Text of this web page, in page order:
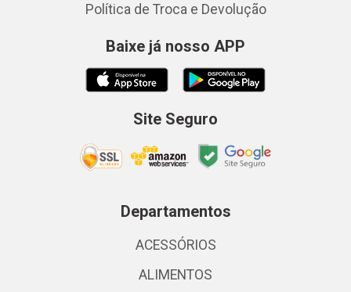
Política de Troca e Devolução
Baixe já nosso APP
Site Seguro
Departamentos
ACESSÓRIOS
ALIMENTOS